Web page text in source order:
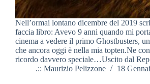
Nell’ormai lontano dicembre del 2019
faccia libro: Avevo 9 anni quando mi
cinema a vedere il primo Ghostbusters,
che ancora oggi è nella mia topten.Ne
ricordo davvero speciale…Uscito dal
.:: Maurizio Pelizzone
18